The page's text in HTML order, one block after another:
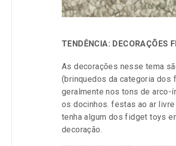
TENDÊNCIA: DECORAÇÕES
As decorações nesse tema
(brinquedos da categoria dos
geralmente nos tons de arco-
os docinhos. festas ao ar
tenha algum dos fidget toys
decoração.